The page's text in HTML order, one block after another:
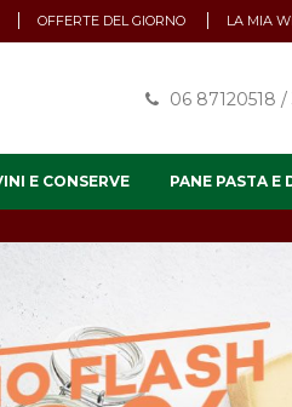
OFFERTE DEL GIORNO LA MIA
06 87120518
E CONSERVE PANE PASTA E